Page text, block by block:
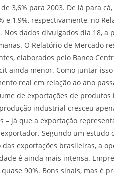
3,6% para 2003. De lá para
e 1,9%, respectivamente, no
dados divulgados dia 18, a
O Relatório de Mercado
elaborados pelo Banco
ainda menor. Como juntar
real em relação ao ano
de exportações de
industrial cresceu
– já que a exportação
Segundo um estudo
exportações brasileiras, a
é ainda mais intensa.
90%. Bons sinais, mas é